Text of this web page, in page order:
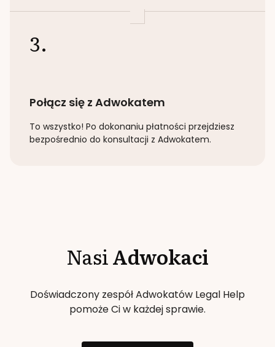
3.
Połącz się z Adwokatem
To wszystko! Po dokonaniu płatności przejdziesz
bezpośrednio do konsultacji z Adwokatem.
NasiAdwokaci
Doświadczony zespół Adwokatów Legal Help
pomoże Ci w każdej sprawie.